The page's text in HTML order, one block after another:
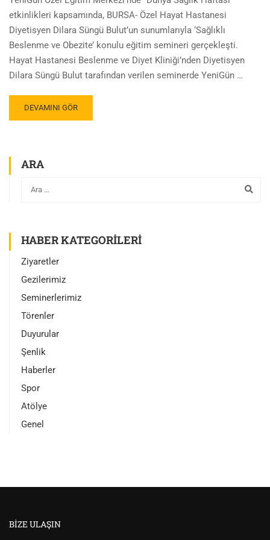
etkinlikleri kapsamında, BURSA- Özel Hayat Hastanesi
Diyetisyen Dilara Süngü Bulut’un sunumlarıyla ‘Sağlıklı
Beslenme ve Obezite’ konulu eğitim semineri gerçekleşti.
Hayat Hastanesi Beslenme ve Diyet Kliniği’nden Diyetisyen
Dilara Süngü Bulut tarafından verilen seminerde YeniGün …
DEVAMINI GÖR
ARA
HABER KATEGORILERI
Ziyaretler
Gezilerimiz
Seminerlerimiz
Törenler
Duyurular
Şenlik
Haberler
Spor
Atölye
Genel
BIZE ULAŞIN